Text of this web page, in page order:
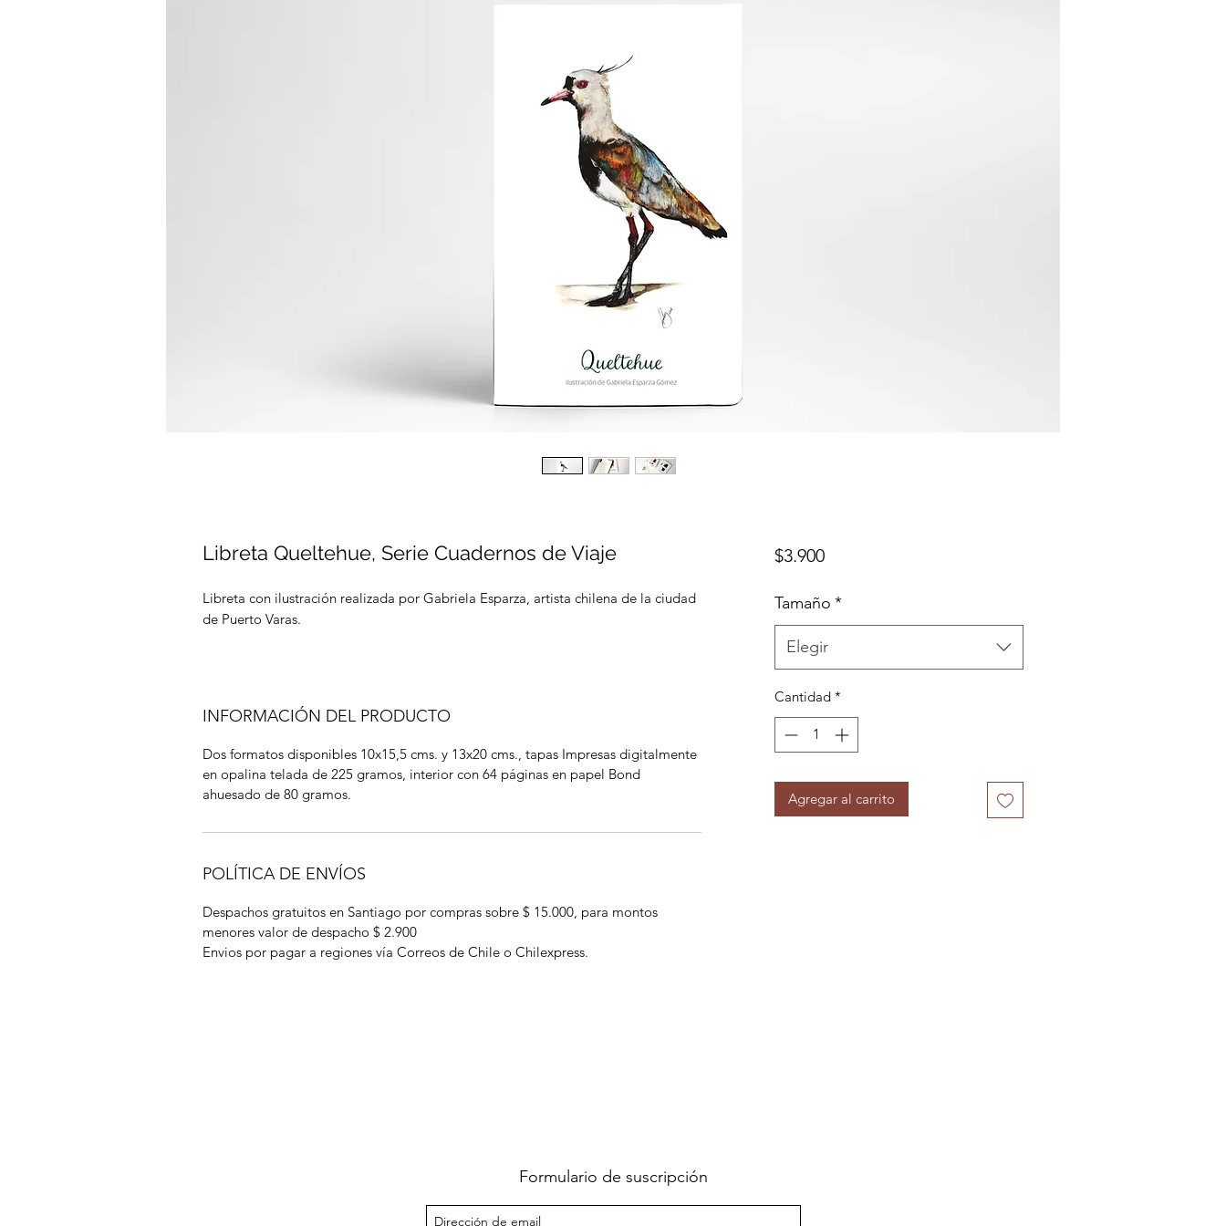
Libreta Queltehue, Serie Cuadernos de Viaje
Libreta con ilustración realizada por Gabriela Esparza, artista chilena de la ciudad
de Puerto Varas.
INFORMACIÓN DEL PRODUCTO
Dos formatos disponibles 10x15,5 cms. y 13x20 cms., tapas Impresas digitalmente
en opalina telada de 225 gramos, interior con 64 páginas en papel Bond
ahuesado de 80 gramos.
POLÍTICA DE ENVÍOS
Despachos gratuitos en Santiago por compras sobre $ 15.000, para montos
menores valor de despacho $ 2.900
Envios por pagar a regiones vía Correos de Chile o Chilexpress.
$3.900Precio
Tamaño *
Elegir
Cantidad *
Agregar al carrito
Formulario de suscripción